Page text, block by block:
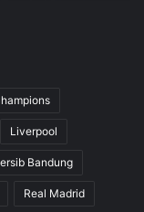
Liverpool
Bandung
Real Madrid